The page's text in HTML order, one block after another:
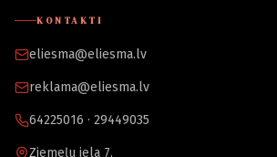
KONTAKTI
eliesma@eliesma.lv
reklama@eliesma.lv
64225016 · 29449035
Ziemeļu iela 7,